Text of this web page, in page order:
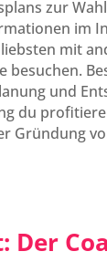
zur
im
mit
besuchen.
und
du
Gründung
Der